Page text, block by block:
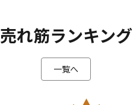
売れ筋ランキング
一覧へ